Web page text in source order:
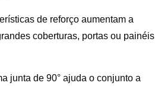
de reforço aumentam a
coberturas, portas ou painéis
junta de 90° ajuda o conjunto a